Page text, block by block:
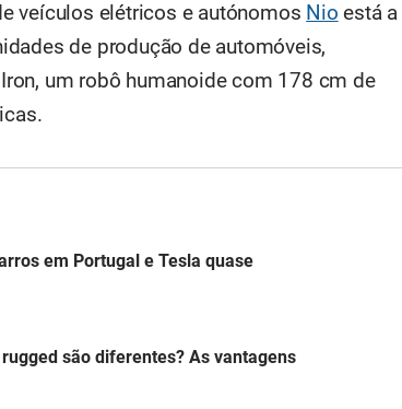
veículos elétricos e autónomos Nio está a
de produção de automóveis,
um robô humanoide com 178 cm de
em Portugal e Tesla quase
são diferentes? As vantagens